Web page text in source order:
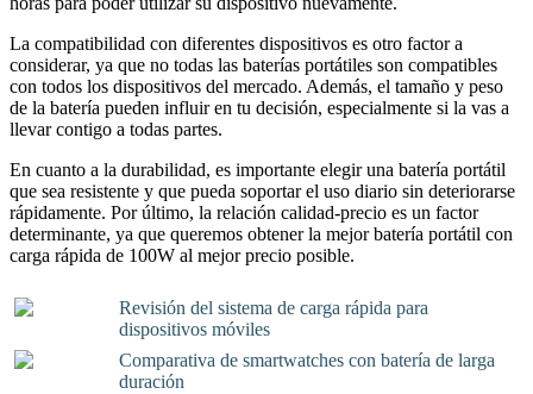
La compatibilidad con diferentes dispositivos es otro factor a
considerar, ya que no todas las baterías portátiles son compatibles
con todos los dispositivos del mercado. Además, el tamaño y peso
de la batería pueden influir en tu decisión, especialmente si la vas a
llevar contigo a todas partes.
En cuanto a la durabilidad, es importante elegir una batería portátil
que sea resistente y que pueda soportar el uso diario sin deteriorarse
rápidamente. Por último, la relación calidad-precio es un factor
determinante, ya que queremos obtener la mejor batería portátil con
carga rápida de 100W al mejor precio posible.
Revisión del sistema de carga rápida para
dispositivos móviles
Comparativa de smartwatches con batería de larga
duración